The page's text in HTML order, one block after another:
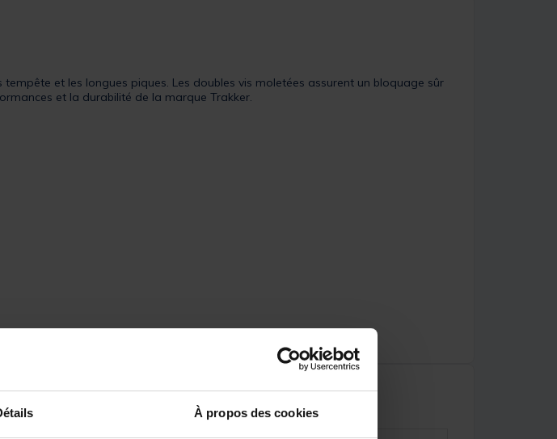
À propos des cookies
et les longues piques. Les doubles vis moletées assurent un bloquage sûr
et la durabilité de la marque Trakker.